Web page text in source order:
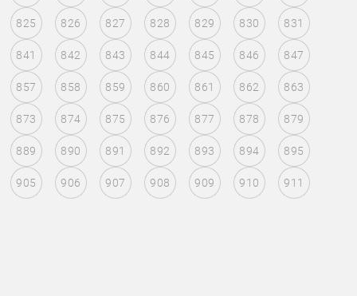
825 826 827 828 829 830 831
841 842 843 844 845 846 847
857 858 859 860 861 862 863
873 874 875 876 877 878 879
889 890 891 892 893 894 895
905 906 907 908 909 910 911